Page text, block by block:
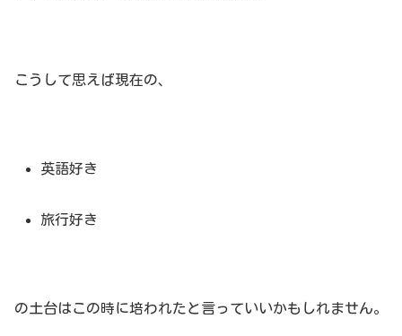
こうして思えば現在の、
英語好き
旅行好き
の土台はこの時に培われたと言っていいかもしれません。